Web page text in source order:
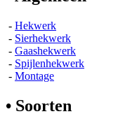
- Hekwerk
- Sierhekwerk
- Gaashekwerk
- Spijlenhekwerk
- Montage
• Soorten